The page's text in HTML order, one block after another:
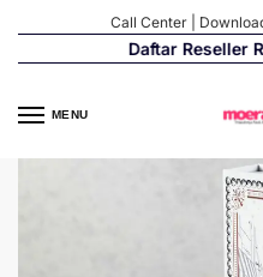
Call Center
Daftar Reseller
MENU